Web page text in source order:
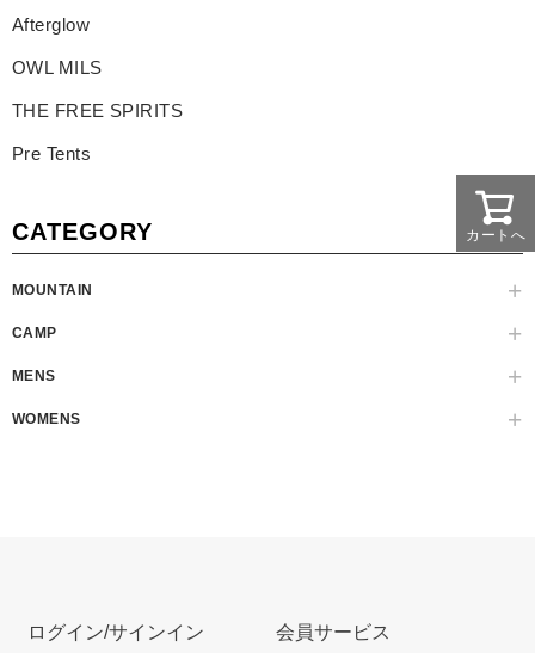
Afterglow
OWL MILS
THE FREE SPIRITS
Pre Tents
CATEGORY
MOUNTAIN
CAMP
MENS
WOMENS
カートへ
ログイン/サインイン 会員サービス